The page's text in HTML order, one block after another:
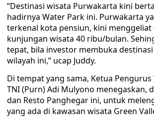
“Destinasi wisata Purwakarta kini
hadirnya Water Park ini. Purwakarta
terkenal kota pensiun, kini menggeliat
kunjungan wisata 40 ribu/bulan.
tepat, bila investor membuka
wilayah ini,” ucap Juddy.
Di tempat yang sama, Ketua Pengurus
TNI (Purn) Adi Mulyono menegaskan,
dan Resto Panghegar ini, untuk
yang ada di kawasan wisata Green